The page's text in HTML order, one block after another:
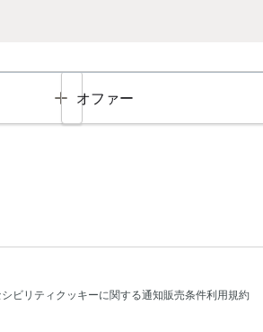
Toggle
オファー
ビリティ クッキーに関する通知販売条件利用規約